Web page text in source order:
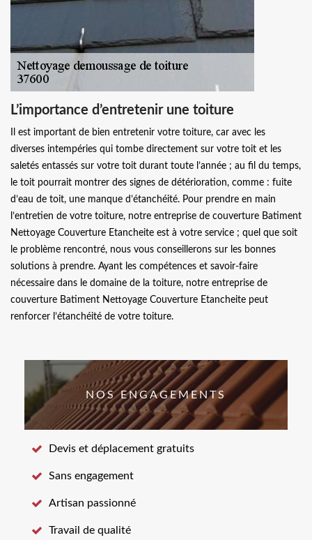
L’importance d’entretenir une toiture
Il est important de bien entretenir votre toiture, car avec les
diverses intempéries qui tombe directement sur votre toit et les
saletés entassés sur votre toit durant toute l’année ; au fil du temps,
le toit pourrait montrer des signes de détérioration, comme : fuite
d’eau de toit, une manque d’étanchéité. Pour prendre en main
l’entretien de votre toiture, notre entreprise de couverture Batiment
Nettoyage Couverture Etancheite est à votre service ; quel que soit
le problème rencontré, nous vous conseillerons sur les bonnes
solutions à prendre. Ayant les compétences et savoir-faire
nécessaire dans le domaine de la toiture, notre entreprise de
couverture Batiment Nettoyage Couverture Etancheite peut
renforcer l’étanchéité de votre toiture.
NOS ENGAGEMENTS
Devis et déplacement gratuits
Sans engagement
Artisan passionné
Travail de qualité